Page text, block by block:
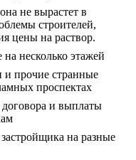
не вырастет в
строителей,
цены на раствор.
несколько этажей
и прочие странные
проспектах
договора и выплаты
на разные